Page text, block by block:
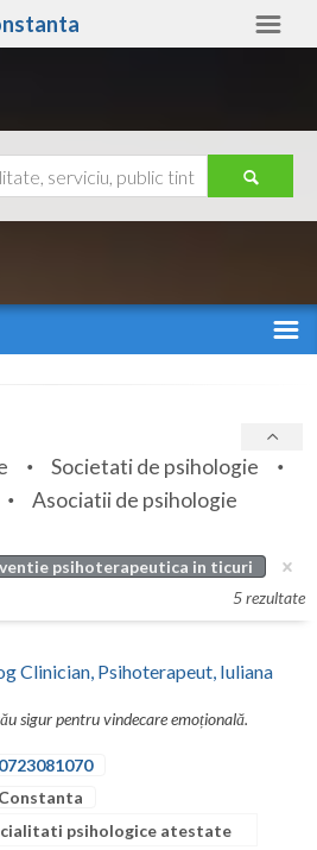
Ajutor
Societati de psihologie
Asociatii de psihologie
psihoterapeutica in ticuri
5 rezultate
Clinician, Psihoterapeut, Iuliana
sigur pentru vindecare emoțională.
0723081070
Constanta
psihologice atestate